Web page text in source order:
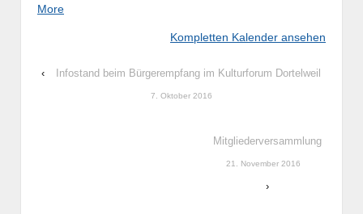
Moreabout
Kompletten Kalender ansehen
‹ Infostand beim Bürgerempfang im Kulturforum Dortelweil
7. Oktober 2016
Mitgliederversammlung
21. November 2016
›